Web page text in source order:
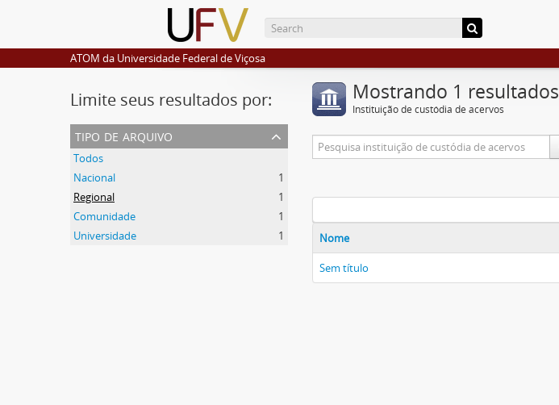
ATOM da Universidade Federal de Viçosa
Limite seus resultados por:
tipo de arquivo
Todos
Nacional
1
Regional
1
Comunidade
1
Universidade
1
Mostrando 1 resultados
Instituição de custódia de acervos
Nome
Sem título